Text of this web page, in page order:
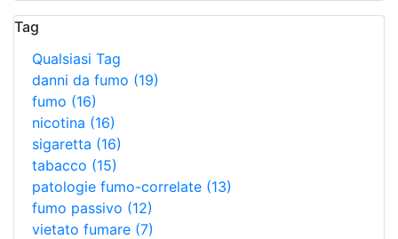
Tag
Qualsiasi Tag
danni da fumo (19)
fumo (16)
nicotina (16)
sigaretta (16)
tabacco (15)
patologie fumo-correlate (13)
fumo passivo (12)
vietato fumare (7)